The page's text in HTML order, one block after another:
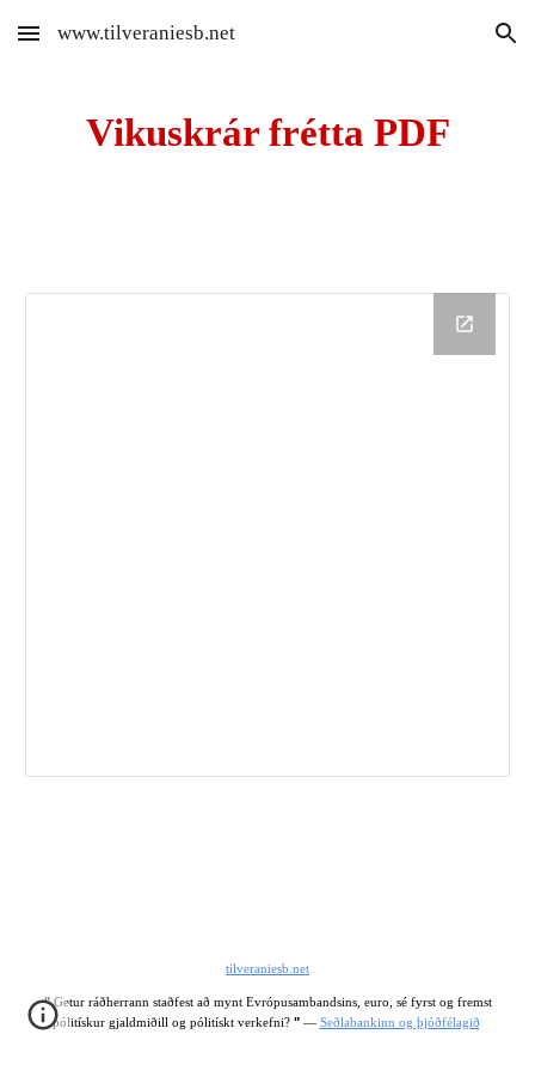
Skip to main content Skip to navigation
www.tilveraniesb.net
Vikuskrár frétta PDF
tilveraniesb.net
" Getur ráðherrann staðfest að mynt Evrópusambandsins, euro, sé fyrst og fremst
pólitískur gjaldmiðill og pólitískt verkefni? " — Seðlabankinn og þjóðfélagið